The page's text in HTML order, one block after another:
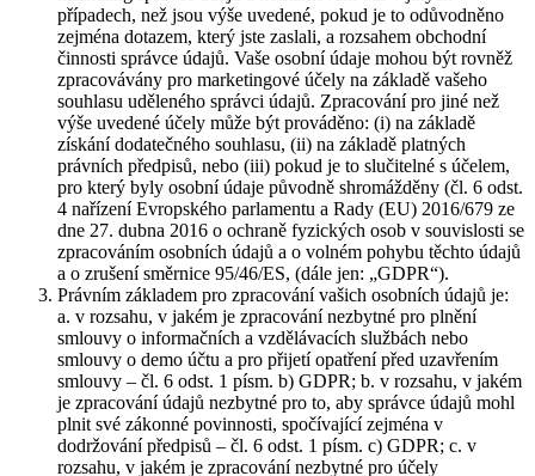
případech, než jsou výše uvedené, pokud je to odůvodněno
zejména dotazem, který jste zaslali, a rozsahem obchodní
činnosti správce údajů. Vaše osobní údaje mohou být rovněž
zpracovávány pro marketingové účely na základě vašeho
souhlasu uděleného správci údajů. Zpracování pro jiné než
výše uvedené účely může být prováděno: (i) na základě
získání dodatečného souhlasu, (ii) na základě platných
právních předpisů, nebo (iii) pokud je to slučitelné s účelem,
pro který byly osobní údaje původně shromážděny (čl. 6 odst.
4 nařízení Evropského parlamentu a Rady (EU) 2016/679 ze
dne 27. dubna 2016 o ochraně fyzických osob v souvislosti se
zpracováním osobních údajů a o volném pohybu těchto údajů
a o zrušení směrnice 95/46/ES, (dále jen: „GDPR“).
Právním základem pro zpracování vašich osobních údajů je:
a. v rozsahu, v jakém je zpracování nezbytné pro plnění
smlouvy o informačních a vzdělávacích službách nebo
smlouvy o demo účtu a pro přijetí opatření před uzavřením
smlouvy – čl. 6 odst. 1 písm. b) GDPR; b. v rozsahu, v jakém
je zpracování údajů nezbytné pro to, aby správce údajů mohl
plnit své zákonné povinnosti, spočívající zejména v
dodržování předpisů – čl. 6 odst. 1 písm. c) GDPR; c. v
rozsahu, v jakém je zpracování nezbytné pro účely